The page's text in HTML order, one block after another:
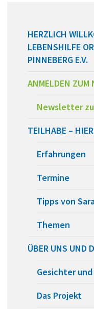
HERZLICH
LEBENSHILFE
PINNEBERG E.V.
ANMELDEN ZUM
Newsletter
TEILHABE –
Erfahrungen
Termine
Tipps von
Themen
ÜBER UNS UND
Gesichter
Das Projekt